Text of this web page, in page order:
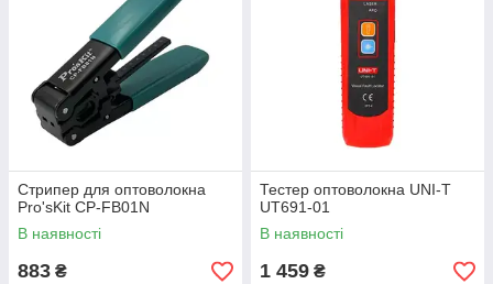
Стрипер для оптоволокна
Pro'sKit CP-FB01N
В наявності
883 ₴
Тестер оптоволокна UNI-T
UT691-01
В наявності
1 459 ₴